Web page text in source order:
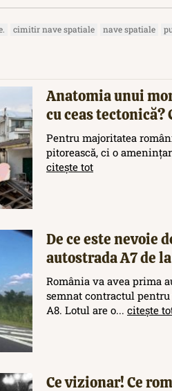
cimitir nave spatiale nave spatiale
Anatomia unui
cu ceas
Pentru majoritatea
pitorească, ci o
citește tot
De ce este nevoie
autostrada A7 de
România va avea prima
semnat contractul
A8. Lotul are o... citește
Ce vizionar! Ce